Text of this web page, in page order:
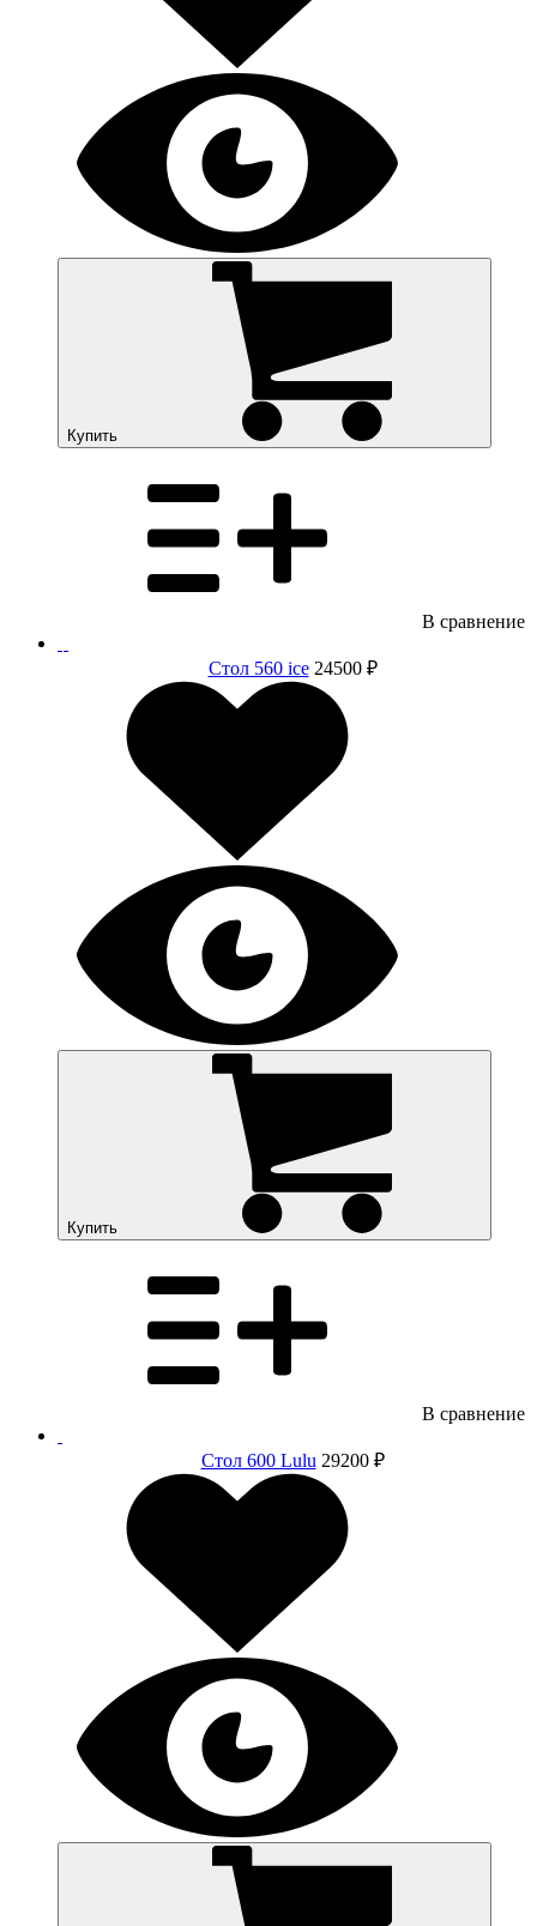
Купить
В сравнение
Стол 560 ice 24500 ₽
Купить
В сравнение
Стол 600 Lulu 29200 ₽